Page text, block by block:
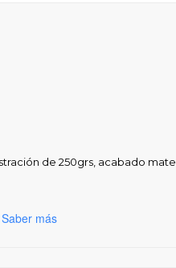
de 250grs, acabado mate.
Saber más